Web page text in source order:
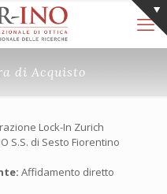
di Acquisto
Lock-In Zurich
S.S. di Sesto Fiorentino
Affidamento diretto